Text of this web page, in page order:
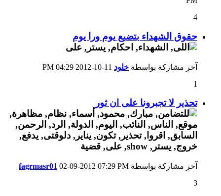
4
حقوق الشهداء بتضيع يوم ورا يوم
آخر مشاركة بواسطة خلود
04:29 PM
1
تحذير لا تجبرونا على ان ثور
آخر مشاركة بواسطة fagrmasr01 02-09-2012 07:29 PM
3